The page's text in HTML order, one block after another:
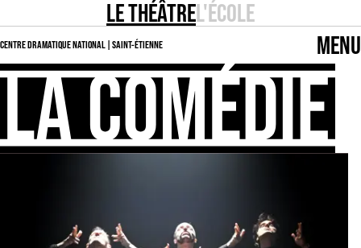
LE THÉÂTREL'ÉCOLE
CENTRE DRAMATIQUE NATIONAL | SAINT-ÉTIENNE MENU